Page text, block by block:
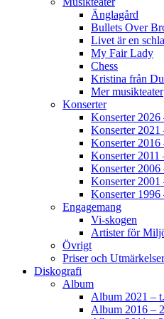
Helen
3 months ago
Fler biljetter
augusti.
864 10
Helen
3 months ago
JOJJE
Det är
Jag fattar inte ...
dagar innan du
- du spelade så
frukostarna,
vänskap och alla
tillsammans.
Änglagård
Bullets Over
Livet är en
My Fair Lady
Chess
Kristina från
Mer musikteater
Konserter
Konserter 2026
Konserter 2021
Konserter 2016
Konserter 2011
Konserter 2006
Konserter 2001
Konserter 1996
Engagemang
Vi-skogen
Artister för
Övrigt
Priser och Utmärkelser
Diskografi
Album
Album 2021 –
Album 2016 –